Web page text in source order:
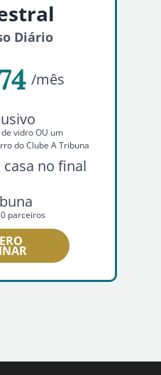
Diário
/mês
vidro OU um
do Clube A Tribuna
casa no final
parceiros